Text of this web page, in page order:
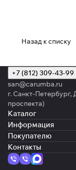
Назад к списку
+7 (812) 309-43-99
san@carumba.ru
г. Санкт-Петербург,
проспекта)
Каталог
Информация
Покупателю
Контакты